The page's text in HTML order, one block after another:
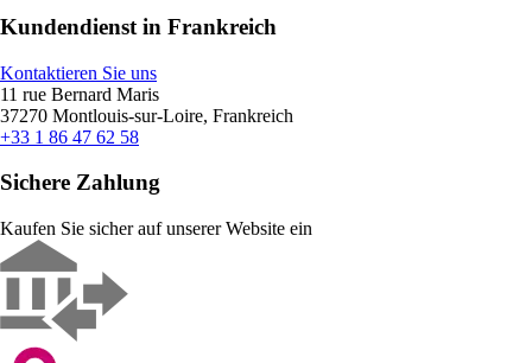
Kundendienst in Frankreich
Kontaktieren Sie uns
11 rue Bernard Maris
37270 Montlouis-sur-Loire, Frankreich
+33 1 86 47 62 58
Sichere Zahlung
Kaufen Sie sicher auf unserer Website ein